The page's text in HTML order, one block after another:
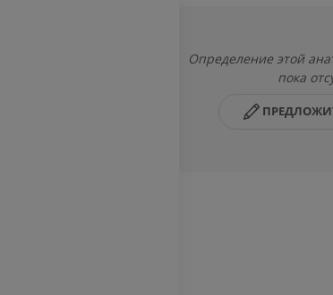
Определение этой
пока